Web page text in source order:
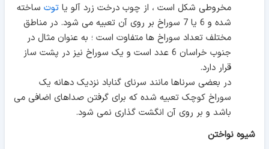
مخروطی شکل است ، از چوب درخت زرد آلو یا توت ساخته
شده و 6 یا 7 سوراخ بر روی آن تعبیه می شود. در مناطق
مختلف تعداد سوراخ ها متفاوت است ؛ به عنوان مثال در
جنوب خراسان 6 عدد است و یک سوراخ نیز در پشت ساز
قرار دارد.
در بعضی سرناها مانند سرنای گناباد نزدیک دهانه یک
سوراخ کوچک تعبیه شده که برای گرفتن صداهای اضافی می
باشد و بر روی آن انگشت گذاری نمی شود.
شیوه نواختن